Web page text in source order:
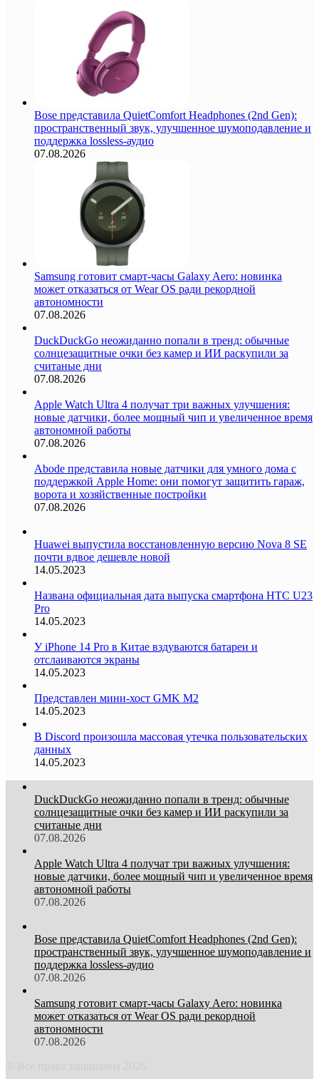
Bose представила QuietComfort Headphones (2nd Gen):
пространственный звук, улучшенное шумоподавление и
поддержка lossless-аудио
07.08.2026
Samsung готовит смарт-часы Galaxy Aero: новинка
может отказаться от Wear OS ради рекордной
автономности
07.08.2026
DuckDuckGo неожиданно попали в тренд: обычные
солнцезащитные очки без камер и ИИ раскупили за
считаные дни
07.08.2026
Apple Watch Ultra 4 получат три важных улучшения:
новые датчики, более мощный чип и увеличенное время
автономной работы
07.08.2026
Abode представила новые датчики для умного дома с
поддержкой Apple Home: они помогут защитить гараж,
ворота и хозяйственные постройки
07.08.2026
Huawei выпустила восстановленную версию Nova 8 SE
почти вдвое дешевле новой
14.05.2023
Названа официальная дата выпуска смартфона HTC U23
Pro
14.05.2023
У iPhone 14 Pro в Китае вздуваются батареи и
отслаиваются экраны
14.05.2023
Представлен мини-хост GMK M2
14.05.2023
В Discord произошла массовая утечка пользовательских
данных
14.05.2023
DuckDuckGo неожиданно попали в тренд: обычные
солнцезащитные очки без камер и ИИ раскупили за
считаные дни
07.08.2026
Apple Watch Ultra 4 получат три важных улучшения:
новые датчики, более мощный чип и увеличенное время
автономной работы
07.08.2026
Bose представила QuietComfort Headphones (2nd Gen):
пространственный звук, улучшенное шумоподавление и
поддержка lossless-аудио
07.08.2026
Samsung готовит смарт-часы Galaxy Aero: новинка
может отказаться от Wear OS ради рекордной
автономности
07.08.2026